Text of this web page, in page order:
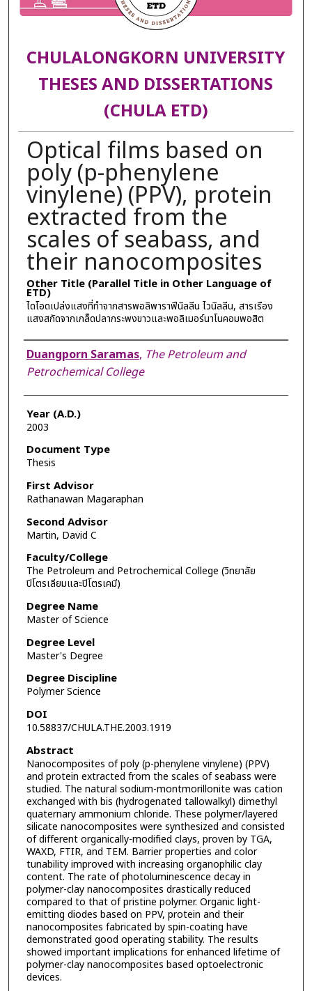
CHULALONGKORN UNIVERSITY
THESES AND DISSERTATIONS
(CHULA ETD)
Optical films based on
poly (p-phenylene
vinylene) (PPV), protein
extracted from the
scales of seabass, and
their nanocomposites
Other Title (Parallel Title in Other Language of
ETD)
ไดโอดเปล่งแสงที่ทำจากสารพอลิพาราฟีนิลลีน ไวนิลลีน, สารเรือง
แสงสกัดจากเกล็ดปลากระพงขาวและพอลิเมอร์นาโนคอมพอสิต
Author
Duangporn Saramas, The Petroleum and
Petrochemical College
Year (A.D.)
2003
Document Type
Thesis
First Advisor
Rathanawan Magaraphan
Second Advisor
Martin, David C
Faculty/College
The Petroleum and Petrochemical College (วิทยาลัย
ปิโตรเลียมและปิโตรเคมี)
Degree Name
Master of Science
Degree Level
Master's Degree
Degree Discipline
Polymer Science
DOI
10.58837/CHULA.THE.2003.1919
Abstract
Nanocomposites of poly (p-phenylene vinylene) (PPV)
and protein extracted from the scales of seabass were
studied. The natural sodium-montmorillonite was cation
exchanged with bis (hydrogenated tallowalkyl) dimethyl
quaternary ammonium chloride. These polymer/layered
silicate nanocomposites were synthesized and consisted
of different organically-modified clays, proven by TGA,
WAXD, FTIR, and TEM. Barrier properties and color
tunability improved with increasing organophilic clay
content. The rate of photoluminescence decay in
polymer-clay nanocomposites drastically reduced
compared to that of pristine polymer. Organic light-
emitting diodes based on PPV, protein and their
nanocomposites fabricated by spin-coating have
demonstrated good operating stability. The results
showed important implications for enhanced lifetime of
polymer-clay nanocomposites based optoelectronic
devices.